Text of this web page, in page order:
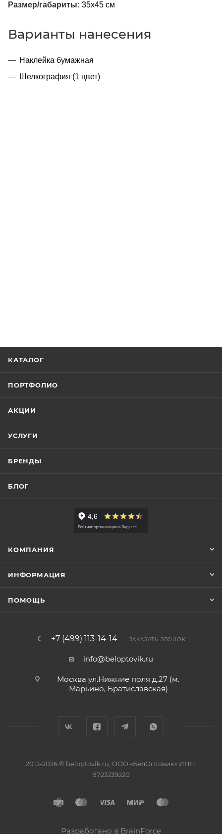
Размер/габариты: 35х45 см
Варианты нанесения
Наклейка бумажная
Шелкография (1 цвет)
КАТАЛОГ
ПОРТФОЛИО
АКЦИИ
УСЛУГИ
БРЕНДЫ
БЛОГ
КОМПАНИЯ
ИНФОРМАЦИЯ
ПОМОЩЬ
+7 (499) 113-14-14 ЗАКАЗАТЬ ЗВОНОК
info@beloptovik.ru
Москва ул.Нижние поля д.27 (м.
Марьино, Братиславская)
2013-2026 © beloptovik.ru, ООО «БелОптовик» ИНН:
9723239220
Разработано в BrainForce